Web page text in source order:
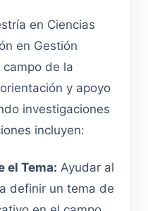
en Ciencias
en Gestión
de la
y apoyo
investigaciones
incluyen:
el Tema: Ayudar al
definir un tema de